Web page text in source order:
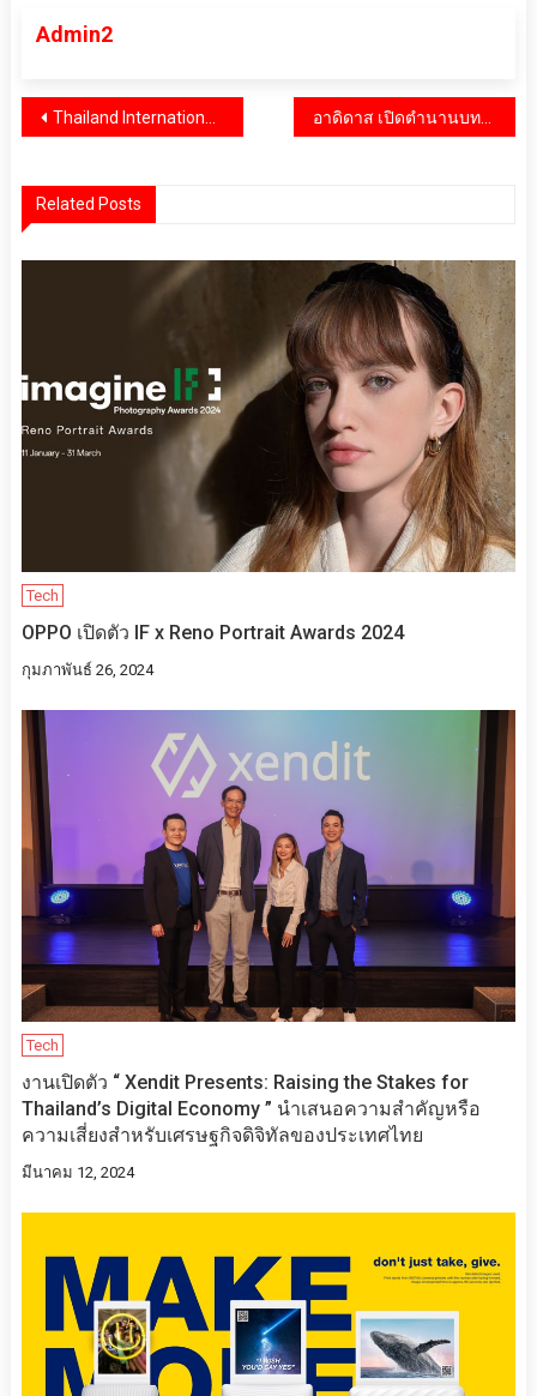
Admin2
แนะแนว
Thailand International Boat Show 2025 เปิดฉากหรู ภูเก็ตขึ้นแท่นศูนย์กลางเรือยอร์ชเอเชีย อาดิดาส เปิดตำนานบทใหม่แห่งโลก Formula 1® ประกาศจับมือนักแข่งทีมยักษ์ MERCEDES-AMG PETRONAS F1
Related Posts
Tech
OPPO เปิดตัว IF x Reno Portrait Awards 2024
กุมภาพันธ์ 26, 2024
Tech
งานเปิดตัว “ Xendit Presents: Raising the Stakes for
Thailand’s Digital Economy ” นำเสนอความสำคัญหรือ
ความเสี่ยงสำหรับเศรษฐกิจดิจิทัลของประเทศไทย
มีนาคม 12, 2024